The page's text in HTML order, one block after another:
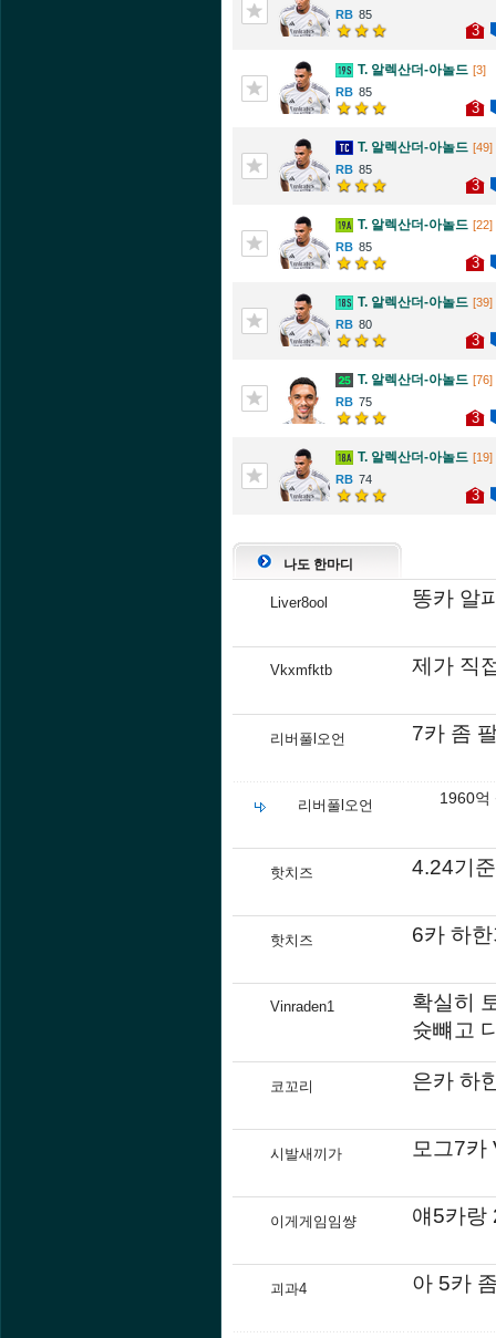
85
3
T. 알렉산더-아놀드 [3]
85
3
T. 알렉산더-아놀드 [49]
85
3
T. 알렉산더-아놀드 [22]
85
3
T. 알렉산더-아놀드 [39]
80
3
T. 알렉산더-아놀드 [76]
75
3
T. 알렉산더-아놀드 [19]
74
3
나도 한마디
Liver8ool 똥카 알
Vkxmfktb 제가 직
리버풀l오언 7카 좀
리버풀l오언 1960억
핫치즈 4.24기
핫치즈 6카 하
Vinraden1
확실히
슛뺴고
코꼬리 은카 하
시발새끼가 모그7카
이게게임임썅 얘5카랑
괴과4 아 5카